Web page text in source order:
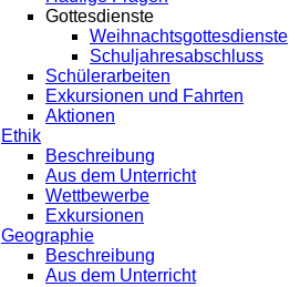
Gottesdienste
Weihnachtsgottesdienste
Schuljahresabschluss
Schülerarbeiten
Exkursionen und Fahrten
Aktionen
Ethik
Beschreibung
Aus dem Unterricht
Wettbewerbe
Exkursionen
Geographie
Beschreibung
Aus dem Unterricht